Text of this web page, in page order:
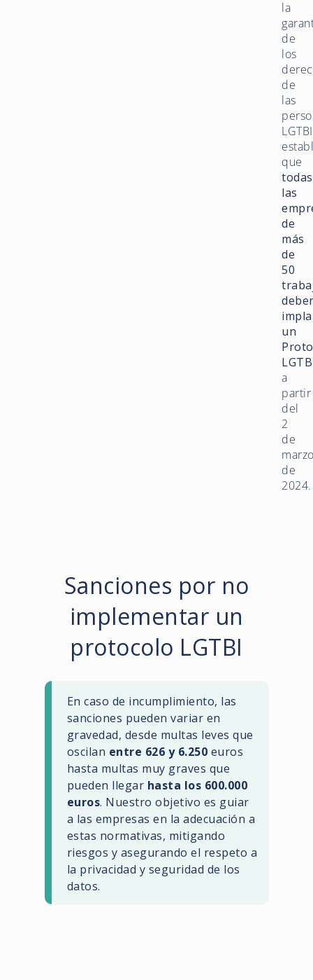
la
de
los
de
las
LGTBI
que
todas
las
de
más
de
50
un
a
partir
del
2
de
de
Sanciones por no
implementar un
protocolo LGTBI
En caso de incumplimiento, las
sanciones pueden variar en
gravedad, desde multas leves que
oscilan entre 626 y 6.250 euros
hasta multas muy graves que
pueden llegar hasta los 600.000
euros. Nuestro objetivo es guiar
a las empresas en la adecuación a
estas normativas, mitigando
riesgos y asegurando el respeto a
la privacidad y seguridad de los
datos.